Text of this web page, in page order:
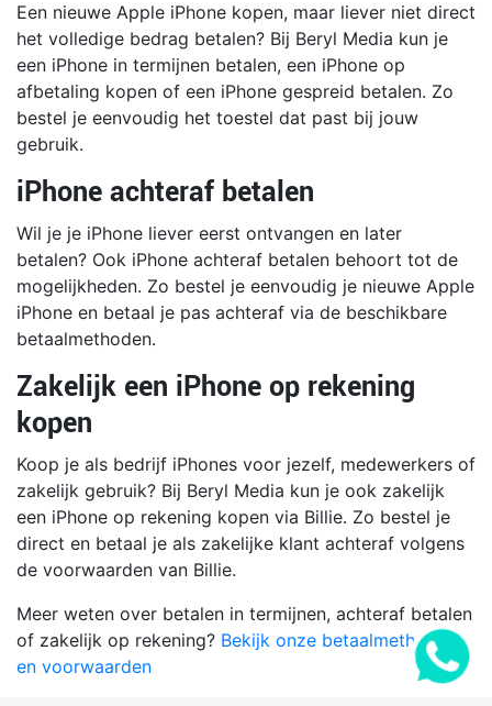
Een nieuwe Apple iPhone kopen, maar liever niet direct
het volledige bedrag betalen? Bij Beryl Media kun je
een iPhone in termijnen betalen, een iPhone op
afbetaling kopen of een iPhone gespreid betalen. Zo
bestel je eenvoudig het toestel dat past bij jouw
gebruik.
iPhone achteraf betalen
Wil je je iPhone liever eerst ontvangen en later
betalen? Ook iPhone achteraf betalen behoort tot de
mogelijkheden. Zo bestel je eenvoudig je nieuwe Apple
iPhone en betaal je pas achteraf via de beschikbare
betaalmethoden.
Zakelijk een iPhone op rekening
kopen
Koop je als bedrijf iPhones voor jezelf, medewerkers of
zakelijk gebruik? Bij Beryl Media kun je ook zakelijk
een iPhone op rekening kopen via Billie. Zo bestel je
direct en betaal je als zakelijke klant achteraf volgens
de voorwaarden van Billie.
Meer weten over betalen in termijnen, achteraf betalen
of zakelijk op rekening? Bekijk onze betaalmethoden
en voorwaarden